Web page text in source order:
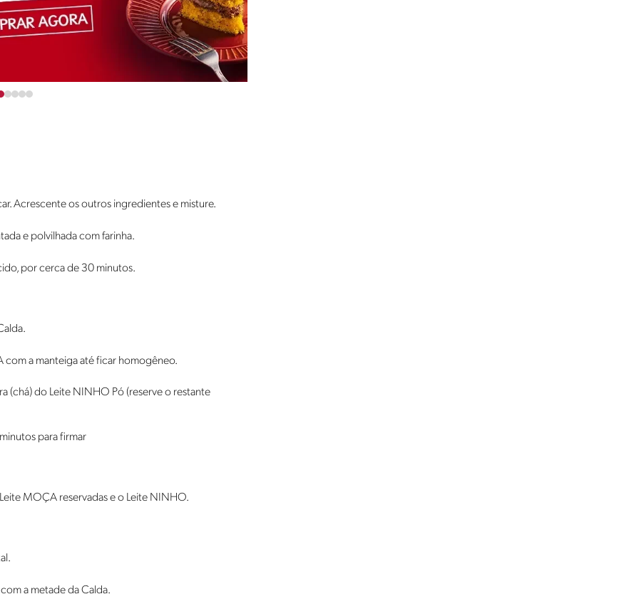
Acrescente os outros ingredientes e misture.
e polvilhada com farinha.
por cerca de 30 minutos.
com a manteiga até ficar homogêneo.
(chá) do Leite NINHO Pó (reserve o restante
para firmar
MOÇA reservadas e o Leite NINHO.
a metade da Calda.